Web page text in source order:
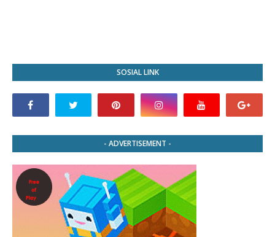
SOSIAL LINK
- ADVERTISEMENT -